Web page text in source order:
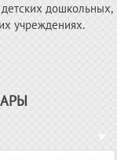
дошкольных,
учреждениях.